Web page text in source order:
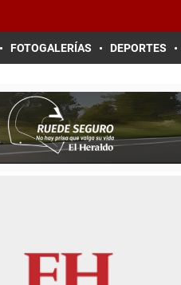
FOTOGALERÍAS DEPORTES